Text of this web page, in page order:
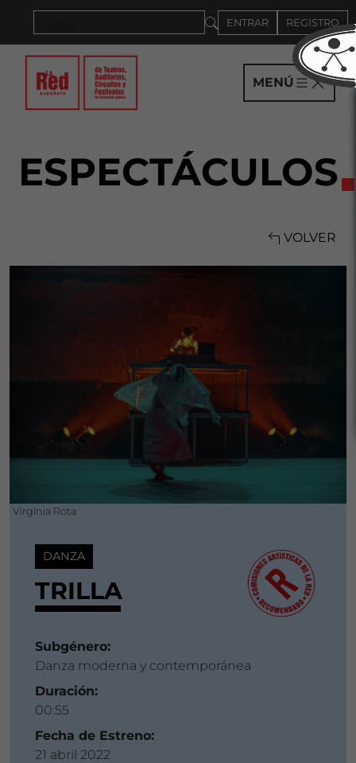
ENTRAR REGISTRO
MENÚ
ESPECTÁCULOS
VOLVER
Virginia Rota
DANZA
TRILLA
Subgénero:
Danza moderna y contemporánea
Duración:
00:55
Fecha de Estreno:
21 abril 2022